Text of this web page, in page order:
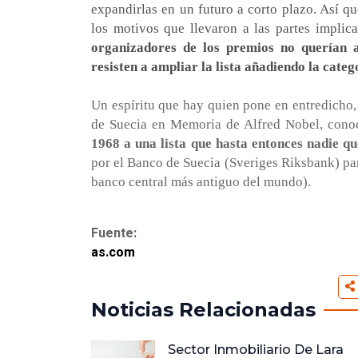
expandirlas en un futuro a corto plazo. Así
los motivos que llevaron a las partes
organizadores de los premios no querían
resisten a ampliar la lista añadiendo la
Un espíritu que hay quien pone en
de Suecia en Memoria de Alfred Nobel,
1968 a una lista que hasta entonces nadie
por el Banco de Suecia (Sveriges Riksbank)
banco central más antiguo del mundo).
Fuente:
as.com
Noticias Relacionadas
El Uso De Criptomonedas